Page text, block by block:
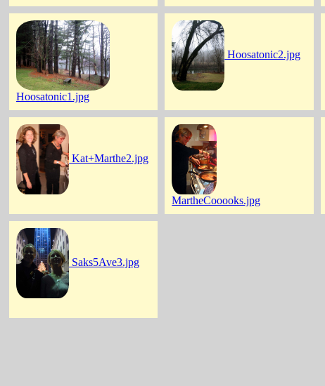
Hoosatonic1.jpg
Hoosatonic2.jpg
Kat+Marthe2.jpg
MartheCooooks.jpg
Saks5Ave3.jpg